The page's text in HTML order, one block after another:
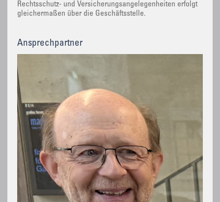
Rechtsschutz- und Versicherungsangelegenheiten erfolgt
gleichermaßen über die Geschäftsstelle.
Ansprechpartner